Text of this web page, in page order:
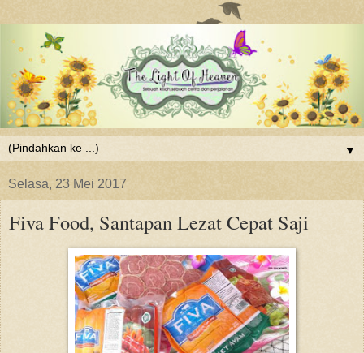
▼
Selasa, 23 Mei 2017
Fiva Food, Santapan Lezat Cepat Saji